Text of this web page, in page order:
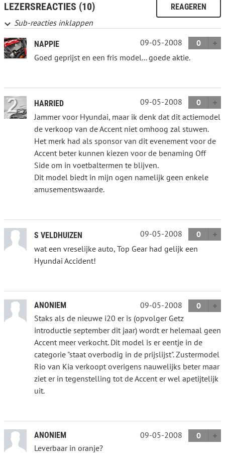
LEZERSREACTIES (10) REAGEREN
Sub-reacties inklappen
NAPPIE 09-05-2008
0
Goed geprijst en een fris model... goede aktie.
HARRIED 09-05-2008
0
Jammer voor Hyundai, maar ik denk dat dit actiemodel
de verkoop van de Accent niet omhoog zal stuwen.
Het merk had als sponsor van dit evenement voor de
Accent beter kunnen kiezen voor de benaming Off
Side om in voetbaltermen te blijven.
Dit model biedt in mijn ogen namelijk geen enkele
amusementswaarde.
S VELDHUIZEN 09-05-2008
0
wat een vreselijke auto, Top Gear had gelijk een
Hyundai Accident!
ANONIEM 09-05-2008
0
Staks als de nieuwe i20 er is (opvolger Getz
introductie september dit jaar) wordt er helemaal geen
Accent meer verkocht. Dit model is er eentje in de
categorie "staat overbodig in de prijslijst". Zustermodel
Rio van Kia verkoopt overigens nauwelijks beter maar
ziet er in tegenstelling tot de Accent er wel apetijtelijk
uit.
ANONIEM 09-05-2008
0
Leverbaar in oranje?